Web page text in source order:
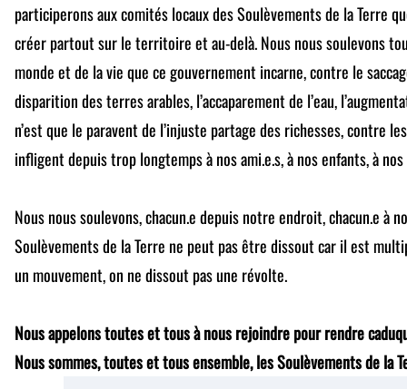
participerons aux comités locaux des Soulèvements de la Terre
créer partout sur le territoire et au-delà. Nous nous soulevons
monde et de la vie que ce gouvernement incarne, contre le
disparition des terres arables, l’accaparement de l’eau,
n’est que le paravent de l’injuste partage des richesses, contre
infligent depuis trop longtemps à nos ami.e.s, à nos enfants, à nos
Nous nous soulevons, chacun.e depuis notre endroit, chacun.e à
Soulèvements de la Terre ne peut pas être dissout car il est
un mouvement, on ne dissout pas une révolte.
Nous appelons toutes et tous à nous rejoindre pour rendre
Nous sommes, toutes et tous ensemble, les Soulèvements de la